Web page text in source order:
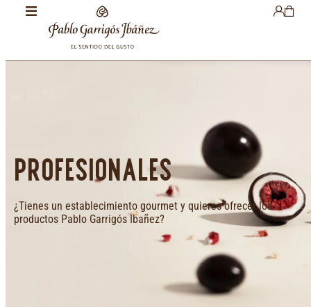
PROFESIONALES
¿Tienes un establecimiento gourmet y quieres ofrecer los
productos Pablo Garrigós Ibañez?